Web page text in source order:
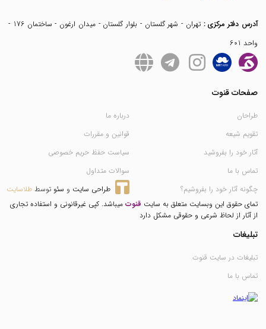
آدرس دفتر مرکزی :
تهران - شهر گلستان - بلوار گلستان - میدان ارغون - ساختمان 176 -
واحد 601
صفحات قنوت
طراحان
تقویم شیعه
آثار خود را بفروشید
تماس با ما
چگونه آثار خود را بفروشیم؟
درباره ما
قوانین و مقررات
سیاست حفظ حریم خصوصی
سوالات متداول
طراحی سایت و سئو توسط طلاسایت
تمای حقوق این وبسایت متعلق به سایت قنوت میباشد. کپی غیرقانونی و استفاده تجاری
از آثار از لحاظ شرعی و حقوقی مشکل دارد
تبلیغات
تبلیغات در سایت قنوت
تماس با ما